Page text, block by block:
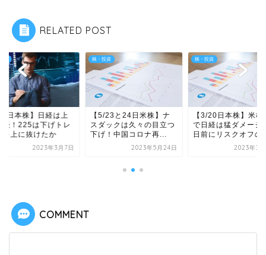
RELATED POST
日本株】日経は上
続！225は下げトレ
を上に抜けたか
2023年3月7日
株・投資
【5/23と24日米株】ナ
スダックは久々の目立つ
下げ！中国コロナ再...
2023年5月24日
株・投資
【3/20日本株】米株
で日経は猛ダメージ
日前にリスクオフの
2023年3
COMMENT